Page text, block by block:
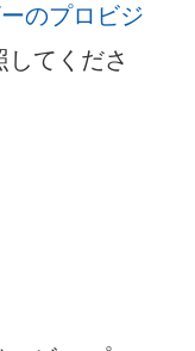
のプロビジ
してくださ